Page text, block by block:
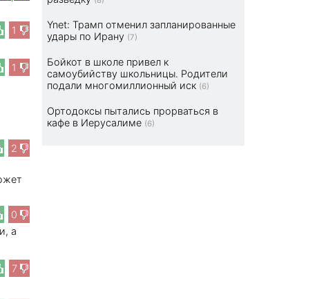
1
1
2
0
а
7
Ynet: Трамп отменил запланированные
удары по Ирану (7)
Бойкот в школе привел к
самоубийству школьницы. Родители
подали многомиллионный иск (6)
Ортодоксы пытались прорваться в
кафе в Иерусалиме (6)